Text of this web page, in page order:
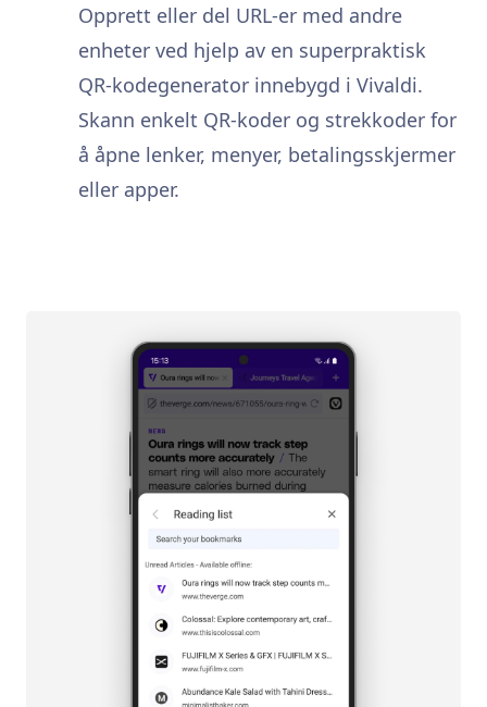
Opprett eller del URL-er med andre
enheter ved hjelp av en superpraktisk
QR-kodegenerator innebygd i Vivaldi.
Skann enkelt QR-koder og strekkoder for
å åpne lenker, menyer, betalingsskjermer
eller apper.